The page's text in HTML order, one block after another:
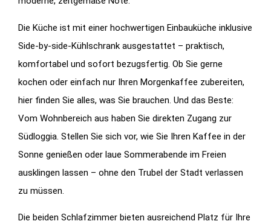
Die Küche ist mit einer hochwertigen Einbauküche inklusive
Side-by-side-Kühlschrank ausgestattet – praktisch,
komfortabel und sofort bezugsfertig. Ob Sie gerne
kochen oder einfach nur Ihren Morgenkaffee zubereiten,
hier finden Sie alles, was Sie brauchen. Und das Beste:
Vom Wohnbereich aus haben Sie direkten Zugang zur
Südloggia. Stellen Sie sich vor, wie Sie Ihren Kaffee in der
Sonne genießen oder laue Sommerabende im Freien
ausklingen lassen – ohne den Trubel der Stadt verlassen
zu müssen.
Die beiden Schlafzimmer bieten ausreichend Platz für Ihre